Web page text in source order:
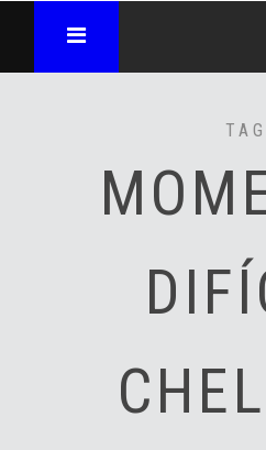
TAG